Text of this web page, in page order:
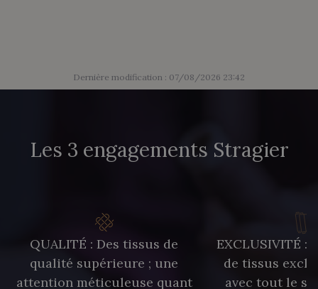
Dernière modification : 07/08/2026 23:42
Les 3 engagements Stragier
QUALITÉ : Des tissus de
qualité supérieure ; une
attention méticuleuse quant
EXCLUSIVITÉ :
de tissus
avec tout le